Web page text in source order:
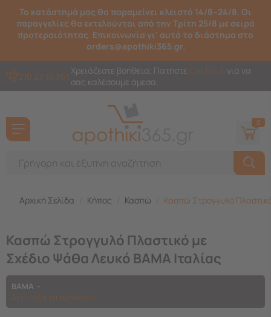
Το κατάστημά μας θα παραμείνει κλειστό 14/8–24/8. Οι
παραγγελίες θα εκτελούνται από την Τρίτη 25/8 με σειρά
προτεραιότητας. Επικοινωνία γι' αυτό το διάστημα στο
orders@apothiki365.gr.
210 23 10 365Χρειάζεστε βοήθεια; Πατήστε Call Back για να
σας καλέσουμε άμεσα.
0
Αρχική Σελίδα Κήπος Κασπώ Κασπώ Στρογγυλό
Κασπώ Στρογγυλό Πλαστικό με
Σχέδιο Ψάθα Λευκό BAMA Ιταλίας
BAMA
Δείτε όλα τα προϊόντα